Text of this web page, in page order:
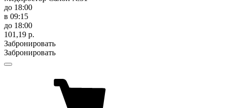
до 18:00
в 09:15
до 18:00
101,19 р.
Забронировать
Забронировать